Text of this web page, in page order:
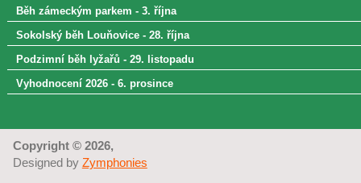
Běh zámeckým parkem - 3. října
Sokolský běh Louňovice - 28. října
Podzimní běh lyžařů - 29. listopadu
Vyhodnocení 2026 - 6. prosince
Copyright © 2026,
Designed by Zymphonies